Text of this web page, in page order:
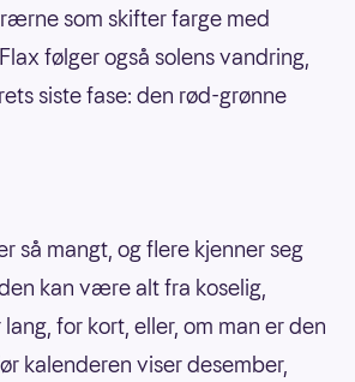
som skifter farge med
følger også solens vandring,
siste fase: den rød-grønne
så mangt, og flere kjenner seg
kan være alt fra koselig,
for kort, eller, om man er den
kalenderen viser desember,